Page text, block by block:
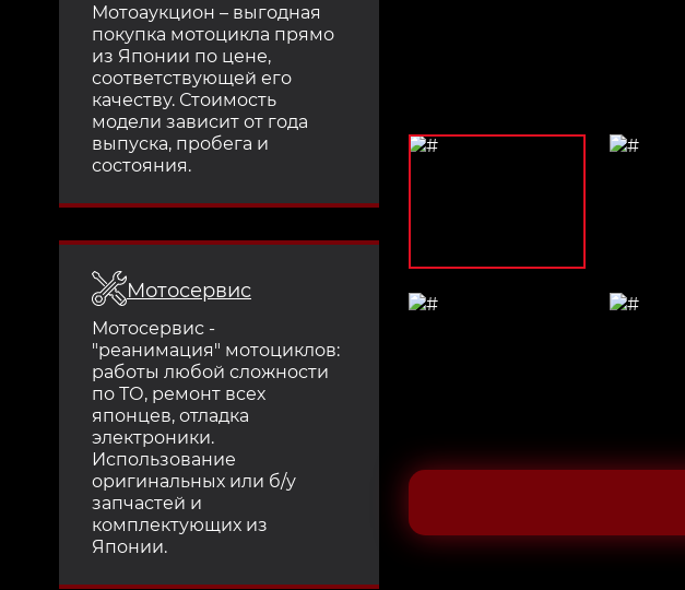
Мотоаукцион – выгодная
покупка мотоцикла прямо
из Японии по цене,
соответствующей его
качеству. Стоимость
модели зависит от года
выпуска, пробега и
состояния.
Мотосервис
Мотосервис -
"реанимация" мотоциклов:
работы любой сложности
по ТО, ремонт всех
японцев, отладка
электроники.
Использование
оригинальных или б/у
запчастей и
комплектующих из
Японии.